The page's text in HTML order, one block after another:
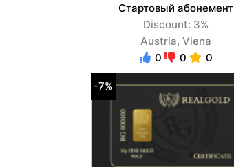
Стартовый абонемент
Discount: 3%
Austria, Viena
0
0 0
-7%